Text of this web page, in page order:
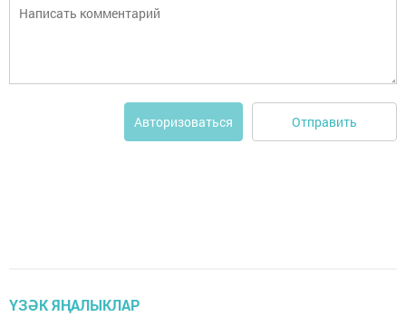
Авторизоваться Отправить
ҮЗӘК ЯҢАЛЫКЛАР